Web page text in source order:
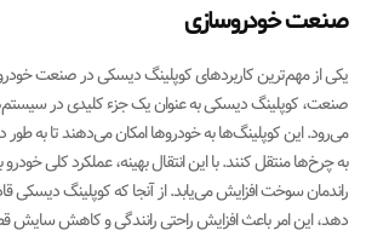
صنعت خودروسازی
یکی از مهم‌ترین کاربردهای کوپلینگ دیسکی در صنعت
صنعت، کوپلینگ دیسکی به عنوان یک جزء کلیدی در
می‌رود. این کوپلینگ‌ها به خودروها امکان می‌دهند تا به طور
به چرخ‌ها منتقل کنند. با این انتقال بهینه، عملکرد کلی
راندمان سوخت افزایش می‌یابد. از آنجا که کوپلینگ دیسکی
دهد، این امر باعث افزایش راحتی رانندگی و کاهش